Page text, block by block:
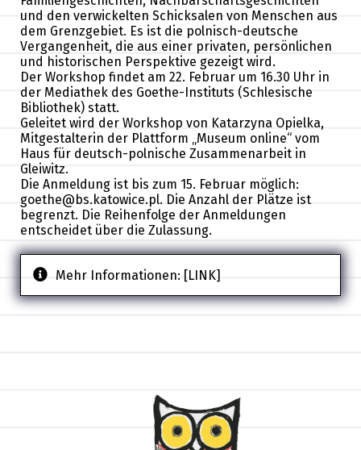
und den verwickelten Schicksalen von Menschen aus
dem Grenzgebiet. Es ist die polnisch-deutsche
Vergangenheit, die aus einer privaten, persönlichen
und historischen Perspektive gezeigt wird.
Der Workshop findet am 22. Februar um 16.30 Uhr in
der Mediathek des Goethe-Instituts (Schlesische
Bibliothek) statt.
Geleitet wird der Workshop von Katarzyna Opielka,
Mitgestalterin der Plattform „Museum online“ vom
Haus für deutsch-polnische Zusammenarbeit in
Gleiwitz.
Die Anmeldung ist bis zum 15. Februar möglich:
goethe@bs.katowice.pl. Die Anzahl der Plätze ist
begrenzt. Die Reihenfolge der Anmeldungen
entscheidet über die Zulassung.
Mehr Informationen: [LINK]